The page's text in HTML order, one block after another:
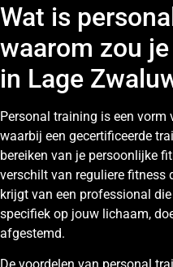
Wat is
waarom zou
in Lage
Personal training is een
waarbij een gecertificeerde
bereiken van je persoonlijke
verschilt van reguliere fitness
krijgt van een professional
specifiek op jouw lichaam,
afgestemd.